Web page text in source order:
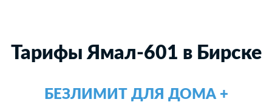
Тарифы Ямал-601 в Бирске
БЕЗЛИМИТ ДЛЯ ДОМА +